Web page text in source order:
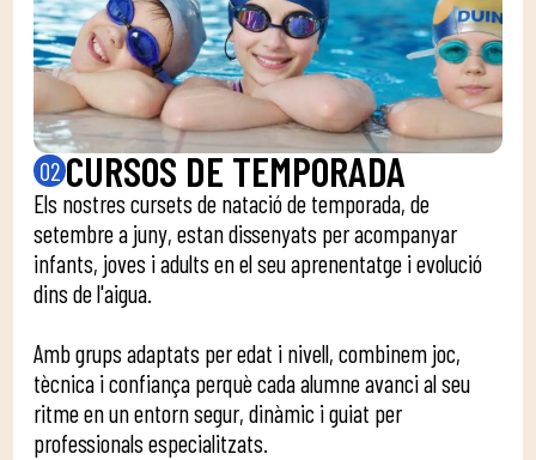
02 CURSOS DE TEMPORADA
Els nostres cursets de natació de temporada, de
setembre a juny, estan dissenyats per acompanyar
infants, joves i adults en el seu aprenentatge i evolució
dins de l'aigua.
Amb grups adaptats per edat i nivell, combinem joc,
tècnica i confiança perquè cada alumne avanci al seu
ritme en un entorn segur, dinàmic i guiat per
professionals especialitzats.